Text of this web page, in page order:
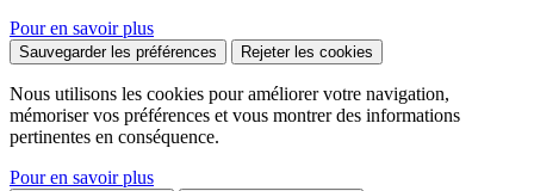
Pour en savoir plus
Sauvegarder les préférences Rejeter les cookies
Nous utilisons les cookies pour améliorer votre navigation,
mémoriser vos préférences et vous montrer des informations
pertinentes en conséquence.
Pour en savoir plus